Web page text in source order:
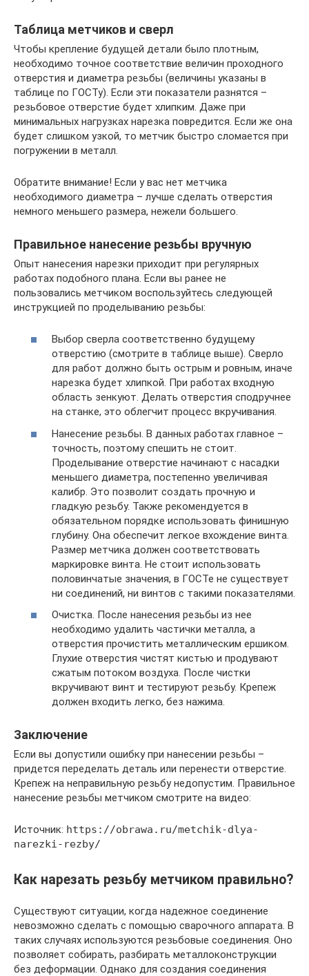
Таблица метчиков и сверл
Чтобы крепление будущей детали было плотным,
необходимо точное соответствие величин проходного
отверстия и диаметра резьбы (величины указаны в
таблице по ГОСТу). Если эти показатели разнятся –
резьбовое отверстие будет хлипким. Даже при
минимальных нагрузках нарезка повредится. Если же она
будет слишком узкой, то метчик быстро сломается при
погружении в металл.
Обратите внимание! Если у вас нет метчика
необходимого диаметра – лучше сделать отверстия
немного меньшего размера, нежели большего.
Правильное нанесение резьбы вручную
Опыт нанесения нарезки приходит при регулярных
работах подобного плана. Если вы ранее не
пользовались метчиком воспользуйтесь следующей
инструкцией по проделыванию резьбы:
Выбор сверла соответственно будущему
отверстию (смотрите в таблице выше). Сверло
для работ должно быть острым и ровным, иначе
нарезка будет хлипкой. При работах входную
область зенкуют. Делать отверстия сподручнее
на станке, это облегчит процесс вкручивания.
Нанесение резьбы. В данных работах главное –
точность, поэтому спешить не стоит.
Проделывание отверстие начинают с насадки
меньшего диаметра, постепенно увеличивая
калибр. Это позволит создать прочную и
гладкую резьбу. Также рекомендуется в
обязательном порядке использовать финишную
глубину. Она обеспечит легкое вхождение винта.
Размер метчика должен соответствовать
маркировке винта. Не стоит использовать
половинчатые значения, в ГОСТе не существует
ни соединений, ни винтов с такими показателями.
Очистка. После нанесения резьбы из нее
необходимо удалить частички металла, а
отверстия прочистить металлическим ершиком.
Глухие отверстия чистят кистью и продувают
сжатым потоком воздуха. После чистки
вкручивают винт и тестируют резьбу. Крепеж
должен входить легко, без нажима.
Заключение
Если вы допустили ошибку при нанесении резьбы –
придется переделать деталь или перенести отверстие.
Крепеж на неправильную резьбу недопустим. Правильное
нанесение резьбы метчиком смотрите на видео:
Источник: https://obrawa.ru/metchik-dlya-
narezki-rezby/
Как нарезать резьбу метчиком правильно?
Существуют ситуации, когда надежное соединение
невозможно сделать с помощью сварочного аппарата. В
таких случаях используются резьбовые соединения. Оно
позволяет собирать, разбирать металлоконструкции
без деформации. Однако для создания соединения